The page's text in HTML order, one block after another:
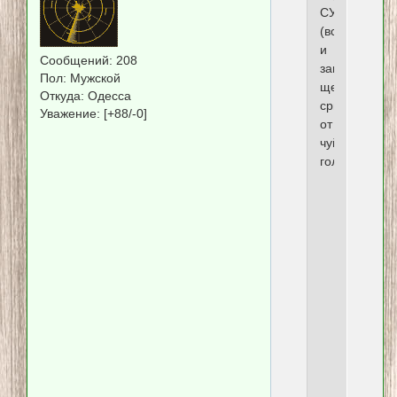
Сообщений: 208
Пол: Мужской
Откуда: Одесса
Уважение: [+88/-0]
СУГС!
(встала
и
запела
щенявмерла
от
чуйств
голосом)